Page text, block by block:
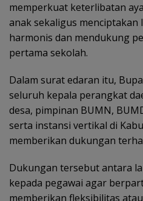
memperkuat keterlibatan
anak sekaligus
harmonis dan mendukung
pertama sekolah.
Dalam surat edaran itu,
seluruh kepala perangkat
desa, pimpinan BUMN,
serta instansi vertikal di
memberikan dukungan
Dukungan tersebut antara
kepada pegawai agar
memberikan fleksibilitas